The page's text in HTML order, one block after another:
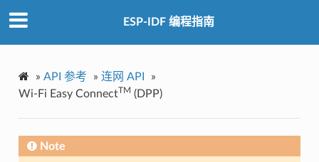
ESP-IDF 编程指南
» API 参考 » 连网 API
»
Wi-Fi Easy ConnectTM (DPP)
Note